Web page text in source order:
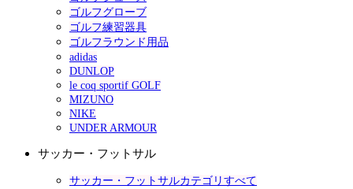
ゴルフグローブ
ゴルフ練習器具
ゴルフラウンド用品
adidas
DUNLOP
le coq sportif GOLF
MIZUNO
NIKE
UNDER ARMOUR
サッカー・フットサル
サッカー・フットサルカテゴリすべて